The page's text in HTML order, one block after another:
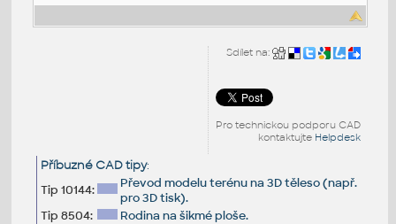
Sdílet na:
Pro technickou podporu CAD
kontaktujte Helpdesk
Příbuzné CAD tipy:
Tip 10144:
Převod modelu terénu na 3D těleso (např.
pro 3D tisk).
Tip 8504:
Rodina na šikmé ploše.